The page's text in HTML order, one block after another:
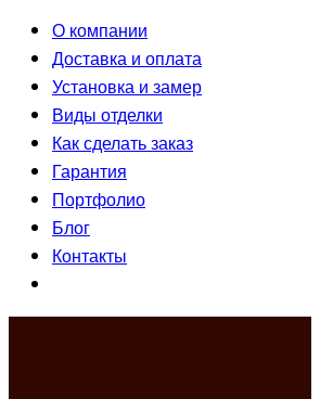
О компании
Доставка и оплата
Установка и замер
Виды отделки
Как сделать заказ
Гарантия
Портфолио
Блог
Контакты